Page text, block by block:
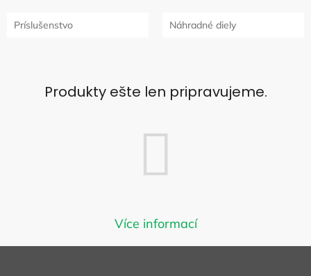
Príslušenstvo Náhradné diely
Produkty ešte len pripravujeme.
Môžete sa ale pozrieť na ostatné
Více informací
Z